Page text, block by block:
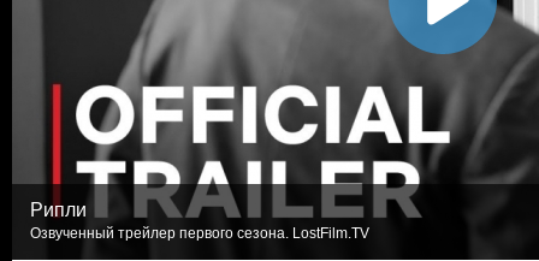
Рипли
Озвученный трейлер первого сезона. LostFilm.TV